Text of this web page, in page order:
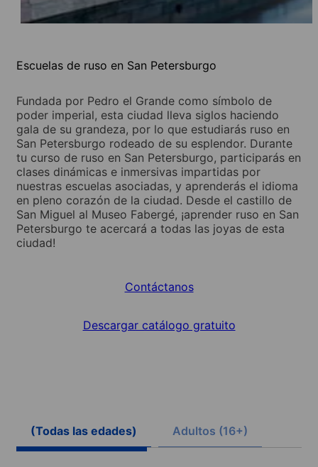
Escuelas de ruso en San Petersburgo
Fundada por Pedro el Grande como símbolo de
poder imperial, esta ciudad lleva siglos haciendo
gala de su grandeza, por lo que estudiarás ruso en
San Petersburgo rodeado de su esplendor. Durante
tu curso de ruso en San Petersburgo, participarás en
clases dinámicas e inmersivas impartidas por
nuestras escuelas asociadas, y aprenderás el idioma
en pleno corazón de la ciudad. Desde el castillo de
San Miguel al Museo Fabergé, ¡aprender ruso en San
Petersburgo te acercará a todas las joyas de esta
ciudad!
Contáctanos
Descargar catálogo gratuito
(Todas las edades) Adultos (16+)